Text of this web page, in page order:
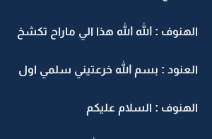
الهنوف : الله الله هذا الي ماراح تكشخ
العنود : بسم الله خرعتيني سلمي اول
الهنوف : السلام عليكم